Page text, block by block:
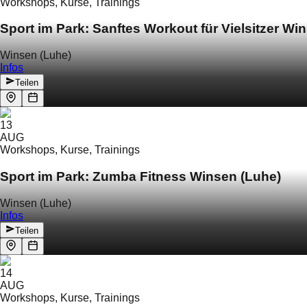
Sport im Park: Sanftes Workout für Vielsitzer
Winsen (Luhe)
Infos
Teilen
13
AUG
Workshops, Kurse, Trainings
Sport im Park: Zumba Fitness Winsen (Luhe)
Winsen (Luhe)
Infos
Teilen
14
AUG
Workshops, Kurse, Trainings